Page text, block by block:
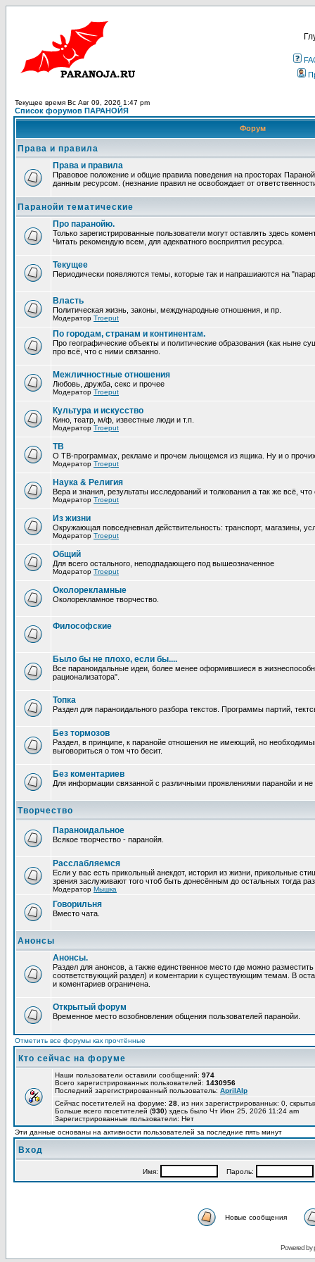
Текущее время Вс Авг 09, 2026 1:47 pm
Список форумов ПАРАНОЙЯ
Форум
Права и правила
Права и правила
Правовое положение и общие правила поведения на просторах
данным ресурсом. (незнание правил не освобождает от
Паранойи тематические
Про паранойю.
Только зарегистрированные пользователи могут оставлять здесь
Читать рекомендую всем, для адекватного восприятия ресурса.
Текущее
Периодически появляются темы, которые так и напрашиаются на
Власть
Политическая жизнь, законы, международные отношения, и пр.
Модератор Troeput
По городам, странам и континентам.
Про географические объекты и политические образования (как ныне
про всё, что с ними связанно.
Межличностные отношения
Любовь, дружба, секс и прочее
Модератор Troeput
Культура и искусство
Кино, театр, м/ф, известные люди и т.п.
Модератор Troeput
ТВ
О ТВ-программах, рекламе и прочем льющемся из ящика. Ну и о
Модератор Troeput
Наука & Религия
Вера и знания, результаты исследований и толкования а так же всё,
Модератор Troeput
Из жизни
Окружающая повседневная действительность: транспорт, магазины,
Модератор Troeput
Общий
Для всего остального, неподпадающего под вышеозначенное
Модератор Troeput
Околорекламные
Околорекламное творчество.
Философские
Было бы не плохо, если бы....
Все параноидальные идеи, более менее оформившиеся в
рационализатора".
Топка
Раздел для параноидального разбора текстов. Программы партий,
Без тормозов
Раздел, в принципе, к паранойе отношения не имеющий, но
выговориться о том что бесит.
Без коментариев
Для информации связанной с различными проявлениями паранойи и
Творчество
Параноидальное
Всякое творчество - паранойя.
Расслабляемся
Если у вас есть прикольный анекдот, история из жизни, прикольные
зрения заслуживают того чтоб быть донесённым до остальных тогда
Модератор Мышка
Говорильня
Вместо чата.
Анонсы
Анонсы.
Раздел для анонсов, а также единственное место где можно
соответствующий раздел) и коментарии к существующим темам. В
и коментариев ограничена.
Открытый форум
Временное место возобновления общения пользователей паранойи.
Отметить все форумы как прочтённые
Кто сейчас на форуме
Наши пользователи оставили сообщений: 974
Всего зарегистрированных пользователей: 1430956
Последний зарегистрированный пользователь: AprilAlp
Сейчас посетителей на форуме: 28 , из них зарегистрированных: 0,
Больше всего посетителей (930) здесь было Чт Июн 25, 2026 11:24 am
Зарегистрированные пользователи: Нет
Эти данные основаны на активности пользователей за последние пять минут
Вход
Имя: Пароль:
Новые сообщения
Powered by